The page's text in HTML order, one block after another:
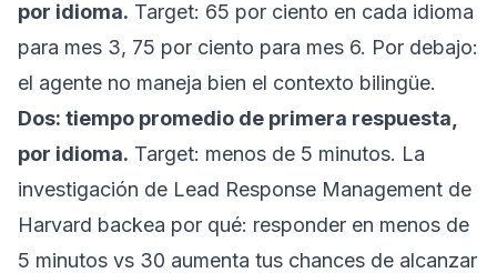
por idioma. Target: 65 por ciento en cada idioma
para mes 3, 75 por ciento para mes 6. Por debajo:
el agente no maneja bien el contexto bilingüe.
Dos: tiempo promedio de primera respuesta,
por idioma. Target: menos de 5 minutos. La
investigación de Lead Response Management de
Harvard backea por qué: responder en menos de
5 minutos vs 30 aumenta tus chances de alcanzar